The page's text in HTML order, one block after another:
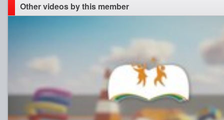
Other videos by this member